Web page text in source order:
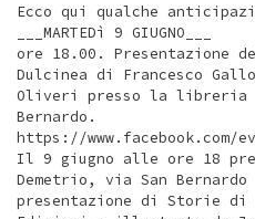
Ecco qui qualche
___MARTEDì 9 GIUGNO___
ore 18.00. Presentazione
Dulcinea di Francesco
Oliveri presso la libreria
Bernardo.
https://www.facebook.com/
Il 9 giugno alle ore 18
Demetrio, via San
presentazione di Storie di